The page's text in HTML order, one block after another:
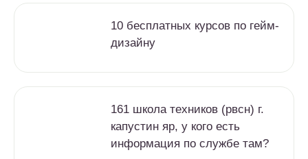
10 бесплатных курсов по гейм-
дизайну
161 школа техников (рвсн) г.
капустин яр, у кого есть
информация по службе там?